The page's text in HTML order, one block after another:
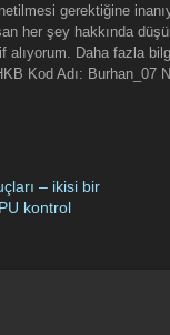
gerektiğine
her şey hakkında
alıyorum. Daha fazla
Kod Adı: Burhan_07
– ikisi bir
kontrol